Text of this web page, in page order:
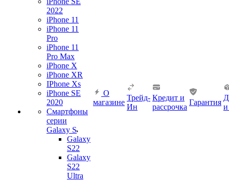
2022
iPhone 11
iPhone 11
Pro
iPhone 11
Pro Max
iPhone X
iPhone XR
IPhone Xs
iPhone SE
2020
Смартфоны
серии
Galaxy S
Galaxy
S22
Galaxy
S22
Ultra
О
магазине
Трейд-
Ин
Кредит и
рассрочка
Гарантия
и